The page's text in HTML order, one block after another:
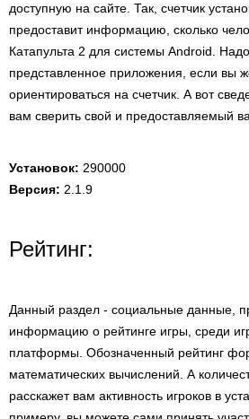
доступную на сайте. Так, счетчик
предоставит информацию, сколько
Катапульта 2 для системы Android.
представленное приложения, если вы
ориентироваться на счетчик. А вот
вам сверить свой и предоставляемый
Установок: 290000
Версия: 2.1.9
Рейтинг:
Данный раздел - социальные данные,
информацию о рейтинге игры, среди
платформы. Обозначенный рейтинг
математических вычислений. А
расскажет вам активность игроков в